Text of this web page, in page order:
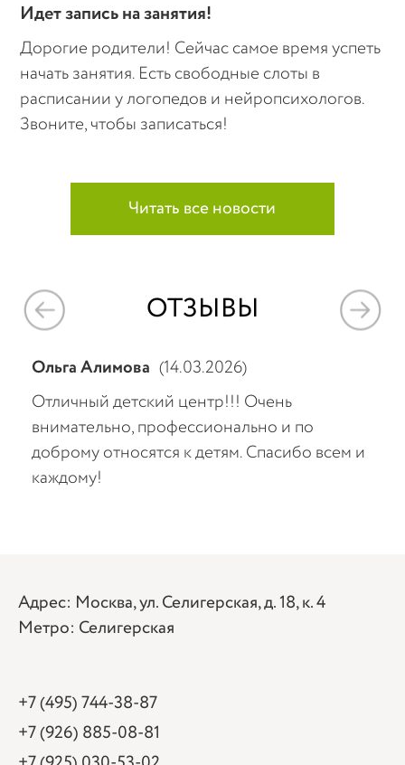
Идет запись на занятия!
Дорогие родители! Сейчас самое время успеть
начать занятия. Есть свободные слоты в
расписании у логопедов и нейропсихологов.
Звоните, чтобы записаться!
Читать все новости
ОТЗЫВЫ
Ольга Алимова (14.03.2026)
Отличный детский центр!!! Очень
внимательно, профессионально и по
доброму относятся к детям. Спасибо всем и
каждому!
Адрес: Москва, ул. Селигерская, д. 18, к. 4
Метро: Селигерская
+7 (495) 744-38-87
+7 (926) 885-08-81